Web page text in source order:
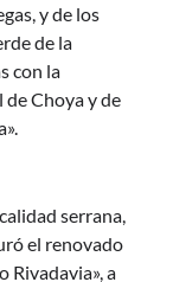
y de los
de la
con la
Choya y de
serrana,
el renovado
Rivadavia», a